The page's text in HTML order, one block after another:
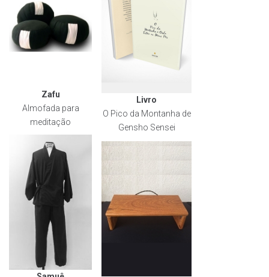
Zafu
Almofada para
meditação
Livro
O Pico da Montanha de
Gensho Sensei